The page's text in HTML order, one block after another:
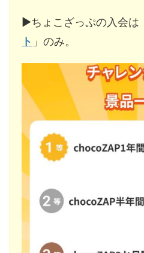
▶︎ちょこざっぷの入会は
ト 」のみ。